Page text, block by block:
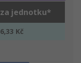
za jednotku*
6,33 Kč